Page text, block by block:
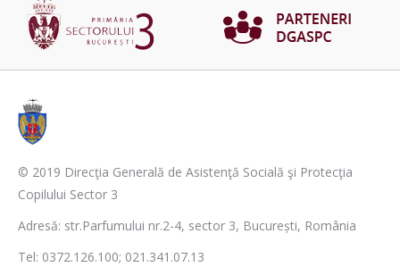
© 2019 Direcţia Generală de Asistenţă Socială şi Protecţia
Copilului Sector 3
Adresă: str.Parfumului nr.2-4, sector 3, București, România
Tel: 0372.126.100; 021.341.07.13